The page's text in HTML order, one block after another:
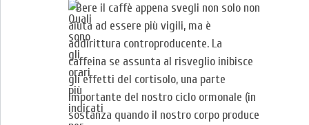
Bere il caffè appena svegli non solo non
aiuta ad essere più vigili, ma è
addirittura controproducente. La
caffeina se assunta al risveglio inibisce
gli effetti del cortisolo, una parte
importante del nostro ciclo ormonale (in
sostanza quando il nostro corpo produce